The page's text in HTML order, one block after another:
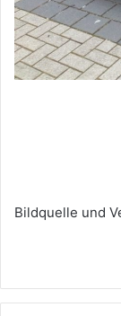
Bildquelle und